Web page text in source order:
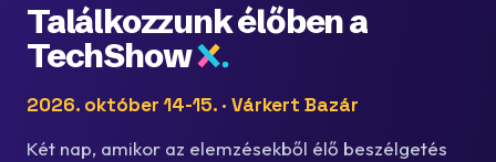
Találkozzunk élőben a
TechShow
2026. október 14-15. · Várkert Bazár
Két nap, amikor az elemzésekből élő beszélgetés